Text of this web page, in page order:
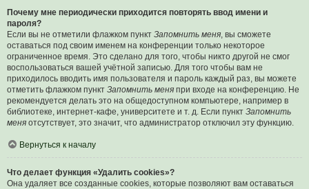
Почему мне периодически приходится повторять ввод имени и
пароля?
Если вы не отметили флажком пункт Запомнить меня, вы сможете
оставаться под своим именем на конференции только некоторое
ограниченное время. Это сделано для того, чтобы никто другой не смог
воспользоваться вашей учётной записью. Для того чтобы вам не
приходилось вводить имя пользователя и пароль каждый раз, вы можете
отметить флажком пункт Запомнить меня при входе на конференцию. Не
рекомендуется делать это на общедоступном компьютере, например в
библиотеке, интернет-кафе, университете и т. д. Если пункт Запомнить
меня отсутствует, это значит, что администратор отключил эту функцию.
Вернуться к началу
Что делает функция «Удалить cookies»?
Она удаляет все созданные cookies, которые позволяют вам оставаться